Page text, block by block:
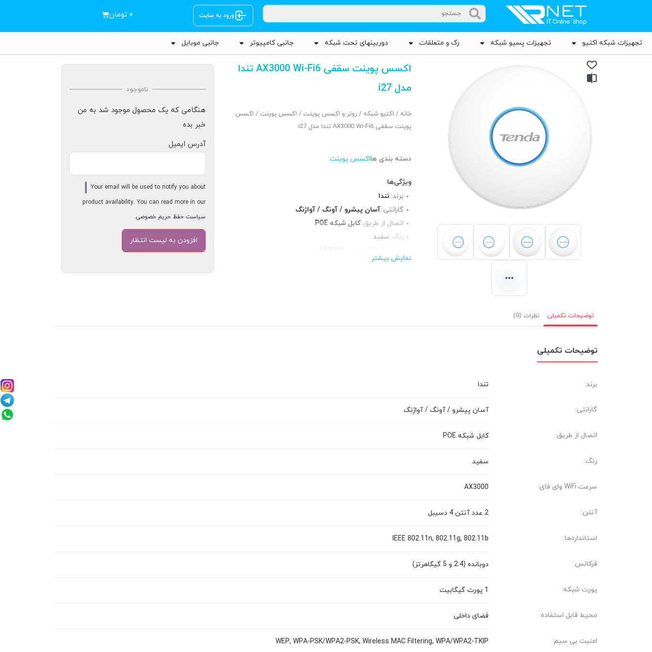
ورود به سایت ۰ تومان
تجهیزات شبکه اکتیو تجهیزات پسیو شبکه رک و متعلقات دوربینهای تحت شبکه جانبی کامپیوتر جانبی موبایل
اکسس پوینت سقفی AX3000 Wi-Fi6 تندا
مدل i27
خانه / اکتیو شبکه / روتر و اکسس پوینت / اکسس پوینت / اکسس
پوینت سقفی AX3000 Wi-Fi6 تندا مدل i27
دسته بندی هااکسس پوینت
ویژگی‌ها
برند::تندا
گارانتی::آسان پیشرو / آونگ / آواژنگ
اتصال از طریق::کابل شبکه POE
رنگ::سفید
AX3000
آنتن::2 عدد آنتن 4 دسیبل
نمایش بیشتر
ناموجود
هنگامی که یک محصول موجود شد به من
خبر بده
آدرس ایمیل
Your email will be used to notify you about
product availability. You can read more in our
سیاست حفظ حریم خصوصی.
توضیحات تکمیلی نظرات (0)
توضیحات تکمیلی
برند: تندا
گارانتی: آسان پیشرو / آونگ / آواژنگ
اتصال از طریق: کابل شبکه POE
رنگ: سفید
سرعت WiFi وای فای: AX3000
آنتن: 2 عدد آنتن 4 دسیبل
استانداردها: IEEE 802.11n, 802.11g, 802.11b
فرکانس: دوبانده (2.4 و 5 گیگاهرتز)
پورت شبکه: 1 پورت گیگابیت
محیط قابل استفاده: فضای داخلی
امنیت بی سیم: WEP, WPA-PSK/WPA2-PSK, Wireless MAC Filtering, WPA/WPA2-TKIP